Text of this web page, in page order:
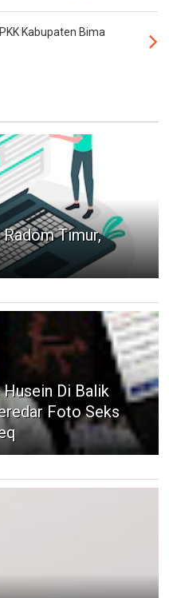
Kabupaten Bima
Timur,
Di Balik
Foto Seks